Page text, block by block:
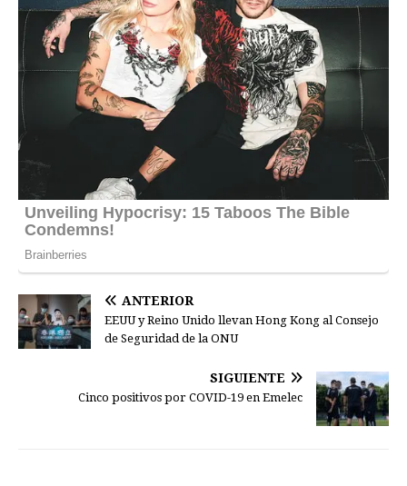
ANTERIOR
EEUU y Reino Unido llevan Hong Kong al Consejo
de Seguridad de la ONU
SIGUIENTE
Cinco positivos por COVID-19 en Emelec